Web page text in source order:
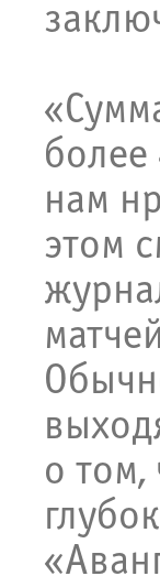
нам
этом
о том,